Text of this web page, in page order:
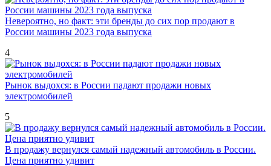
Невероятно, но факт: эти бренды до сих пор продают в
России машины 2023 года выпуска
4
Рынок выдохся: в России падают продажи новых
электромобилей
5
В продажу вернулся самый надежный автомобиль в России.
Цена приятно удивит